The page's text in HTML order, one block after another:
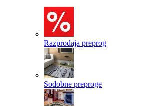
Razprodaja preprog
Sodobne preproge